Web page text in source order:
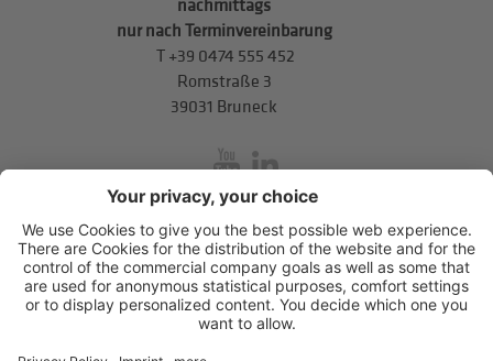
nachmittags
nur nach Terminvereinbarung
T +39 0474 555 452
Romstraße 3
39031 Bruneck
inService
Mitterweg 5, Bozner Boden,I-39100Bozen.T+39 0471 310
311. info@hds-bz.it
Impressum
Datenschutzerklärung